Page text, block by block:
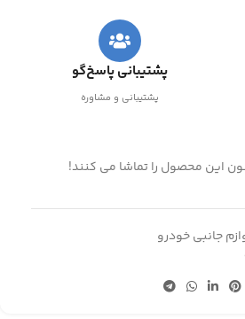
پشتیبانی پاسخ‌گو
پشتیبانی و مشاوره
این محصول را تماشا می کنند!
جانبی خودرو